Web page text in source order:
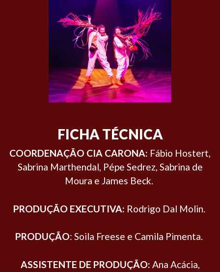
FICHA TÉCNICA
COORDENAÇÃO CIA CARONA: Fábio Hostert,
Sabrina Marthendal, Pépe Sedrez, Sabrina de
Moura e James Beck.
PRODUÇÃO EXECUTIVA: Rodrigo Dal Molin.
PRODUÇÃO: Soila Freese e Camila Pimenta.
ASSISTENTE DE PRODUÇÃO: Ana Acácia,